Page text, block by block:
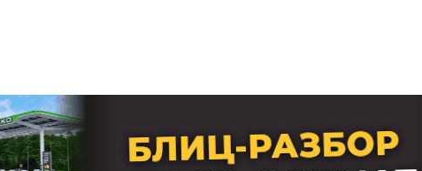
Условия использования материалов